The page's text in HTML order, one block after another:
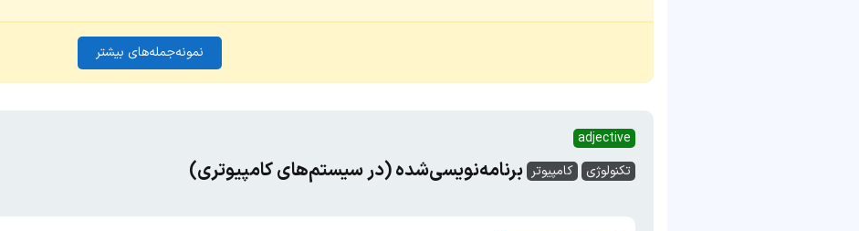
نمونه‌جمله‌های بیشتر
adjective
تکنولوژی
کامپیوتر برنامه‌نویسی‌شده (در سیستم‌های کامپیوتری)